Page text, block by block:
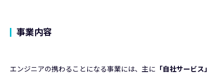
事業内容
エンジニアの携わることになる事業には、主に 「自社サービス」